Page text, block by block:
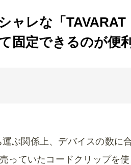
ャレな「
固定できるのが便
ぶ関係上、デバイスの数に
っていたコードクリップを